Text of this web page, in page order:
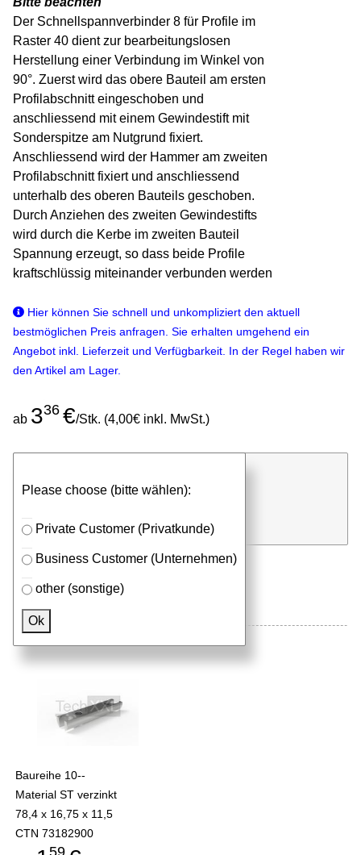
Der Schnellspannverbinder 8 für Profile im
Raster 40 dient zur bearbeitungslosen
Herstellung einer Verbindung im Winkel von
90°. Zuerst wird das obere Bauteil am ersten
Profilabschnitt eingeschoben und
anschliessend mit einem Gewindestift mit
Sonderspitze am Nutgrund fixiert.
Anschliessend wird der Hammer am zweiten
Profilabschnitt fixiert und anschliessend
unterhalb des oberen Bauteils geschoben.
Durch Anziehen des zweiten Gewindestifts
wird durch die Kerbe im zweiten Bauteil
Spannung erzeugt, so dass beide Profile
kraftschlüssig miteinander verbunden werden
Hier können Sie schnell und unkompliziert den aktuell
bestmöglichen Preis anfragen. Sie erhalten umgehend ein
Angebot inkl. Lieferzeit und Verfügbarkeit. In der Regel haben wir
den Artikel am Lager.
ab 336 €/Stk. (4,00€ inkl. MwSt.)
Please choose (bitte wählen):
Private Customer (Privatkunde)
Business Customer (Unternehmen)
other (sonstige)
Ok
⮮
Stk. in Anfrageliste
Bolzen 10 80
Baureihe 10--
Material ST verzinkt
78,4 x 16,75 x 11,5
CTN 73182900
59